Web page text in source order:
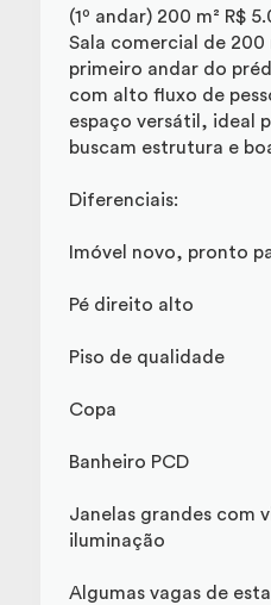
(1º andar) 200 m² R$
Sala comercial de 200
primeiro andar do
com alto fluxo de
espaço versátil, ideal
buscam estrutura e
Diferenciais:
Imóvel novo, pronto
Pé direito alto
Piso de qualidade
Copa
Banheiro PCD
Janelas grandes com
iluminação
Algumas vagas de